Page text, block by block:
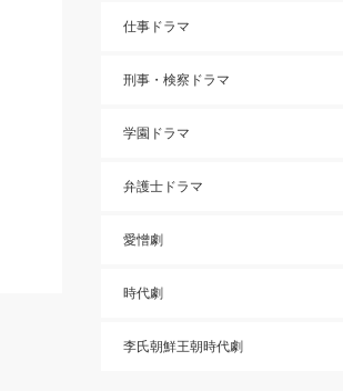
仕事ドラマ
刑事・検察ドラマ
学園ドラマ
弁護士ドラマ
愛憎劇
時代劇
李氏朝鮮王朝時代劇